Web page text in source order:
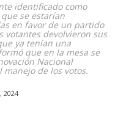
identificado como
se estarían
en favor de un partido
votantes devolvieron sus
ya tenían una
que en la mesa se
Nacional
manejo de los votos.
2024